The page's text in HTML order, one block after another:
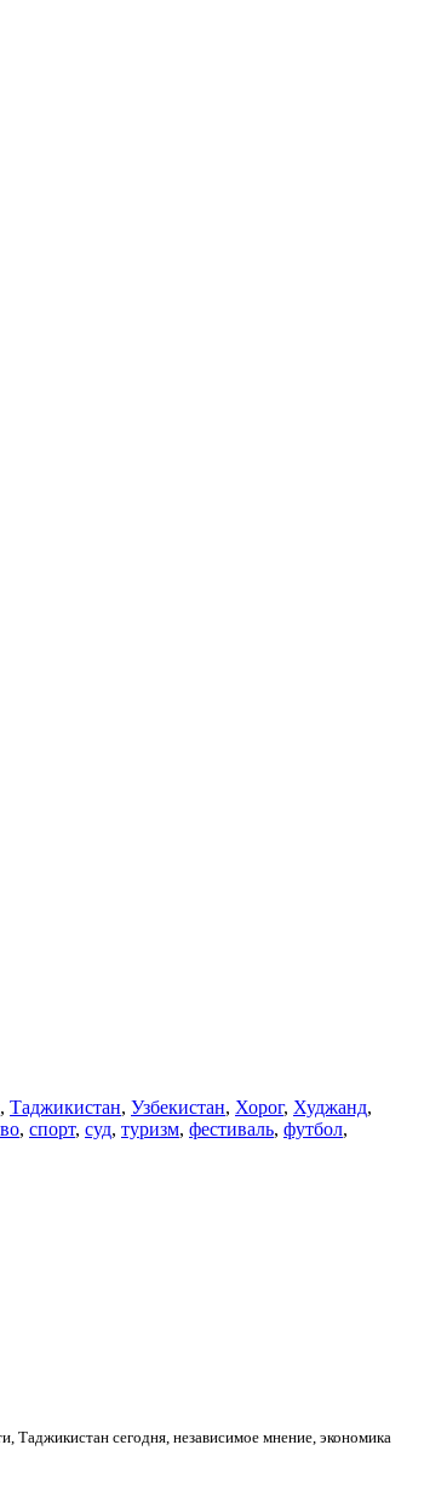
, Таджикистан, Узбекистан, Хорог, Худжанд,
, спорт, суд, туризм, фестиваль, футбол,
Таджикистан сегодня, независимое мнение, экономика